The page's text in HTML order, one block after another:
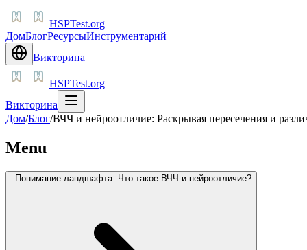
HSPTest.org
ДомБлогРесурсыИнструментарий
Викторина
HSPTest.org
Викторина
Дом/Блог/ВЧЧ и нейроотличие: Раскрывая пересечения и
Menu
Понимание ландшафта: Что такое ВЧЧ и нейроотличие?